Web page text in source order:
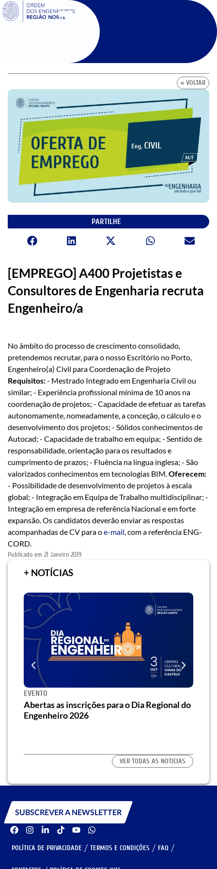
SIGOE
« VOLTAR
PARTILHE
[EMPREGO] A400 Projetistas e
Consultores de Engenharia recruta
Engenheiro/a
No âmbito do processo de crescimento consolidado,
pretendemos recrutar, para o nosso Escritório no Porto,
Engenheiro(a) Civil para Coordenação de Projeto
Requisitos:- Mestrado Integrado em Engenharia Civil ou
similar; - Experiência profissional mínima de 10 anos na
coordenação de projetos; - Capacidade de efetuar as tarefas
autonomamente, nomeadamente, a conceção, o cálculo e o
desenvolvimento dos projetos; - Sólidos conhecimentos de
Autocad; - Capacidade de trabalho em equipa; - Sentido de
responsabilidade, orientação para os resultados e
cumprimento de prazos; - Fluência na língua inglesa; - São
valorizados conhecimentos em tecnologias BIM. Oferecem:
- Possibilidade de desenvolvimento de projetos à escala
global; - Integração em Equipa de Trabalho multidisciplinar; -
Integração em empresa de referência Nacional e em forte
expansão. Os candidatos deverão enviar as respostas
acompanhadas de CV para oe-mail , com a referência ENG-
CORD.
Publicado em 21 Janeiro 2019
+ NOTÍCIAS
EVENTO
Abertas as inscrições para o Dia Regional do
Engenheiro 2026
VER TODAS AS NOTICIAS
SUBSCREVER A NEWSLETTER
POLÍTICA DE PRIVACIDADE TERMOS E CONDIÇÕES FAQ